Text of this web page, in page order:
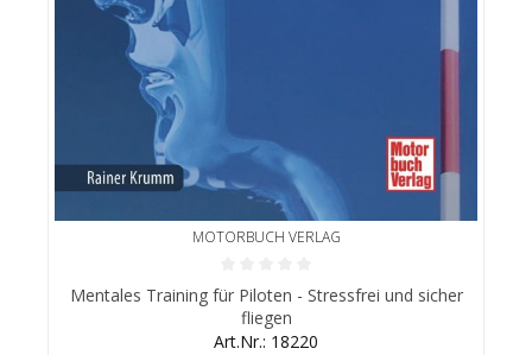
MOTORBUCH VERLAG
Durchschnittliche Bewertung von 0 von 5 Sternen
Mentales Training für Piloten - Stressfrei und sicher
fliegen
Art.Nr.: 18220